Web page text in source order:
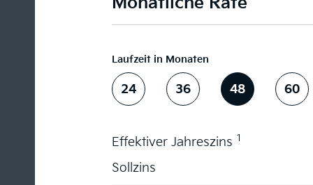
Laufzeit in Monaten
24 36 48 60
Effektiver Jahreszins 1
Sollzins